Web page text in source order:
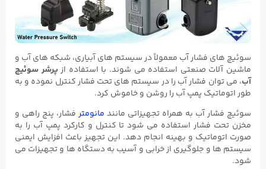
سوئیچ های فشار آب معمولاً در سیستم های آبیاری، شبکه های آب و
ماشین آلات صنعتی استفاده می شوند. با استفاده ازپرشر سوئیچ
آب، می توان فشار آب را در سیستم های تحت فشار کنترل نموده و به
طور اتوماتیک پمپ آب را روشن و خاموش کرد.
سوئیچ فشار آب به همراه تجهیزاتی مانند مانومترفشار، پنج راهی و
مخزن تحت فشار استفاده می شود تا کنترل و کارکرد پمپ آب را به
صورت اتوماتیک و بهینه انجام دهد. این تجهیز باعث افزایش ایمنی
سیستم ها و جلوگیری از خرابی و آسیب به دستگاه ها و تجهیزات می
شود.